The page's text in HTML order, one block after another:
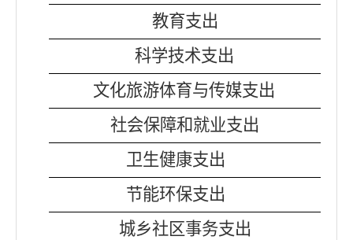
教育支出
科学技术支出
文化旅游体育与传媒支出
社会保障和就业支出
卫生健康支出
节能环保支出
城乡社区事务支出